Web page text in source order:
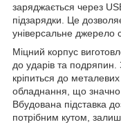
заряджається через
підзарядки. Це
універсальне джерело
Міцний корпус
до ударів та подряпин.
кріпиться до
обладнання, що
Вбудована підставка
потрібним кутом,